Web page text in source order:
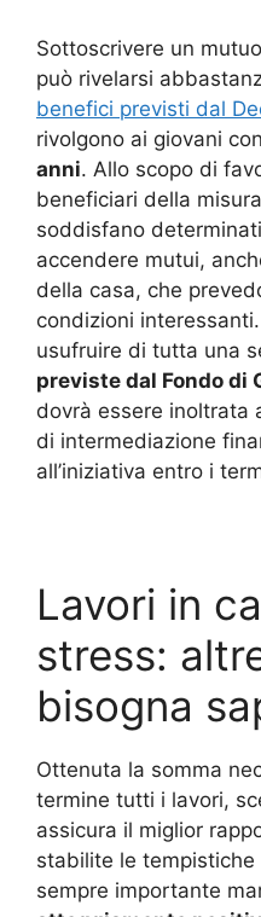
Sottoscrivere un
può rivelarsi
benefici previsti dal
rivolgono ai giovani
anni. Allo scopo di
beneficiari della
soddisfano
accendere mutui,
della casa, che
condizioni
usufruire di tutta una
previste dal Fondo di
dovrà essere inoltrata
di intermediazione
all’iniziativa entro i
Lavori in
stress:
bisogna
Ottenuta la somma
termine tutti i lavori,
assicura il miglior
stabilite le
sempre importante